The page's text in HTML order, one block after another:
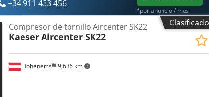
+34 911 433 456
*por anuncio / mes
Clasificado
Hohenems 9,636 km
Compresor de tornillo Aircenter SK22
KaeserAircenter SK22